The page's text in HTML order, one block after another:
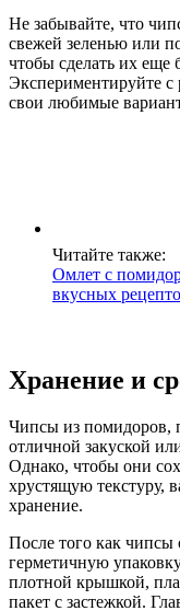
Не забывайте, что
свежей зеленью или
чтобы сделать их еще
Экспериментируйте с
свои любимые
Читайте также:
Омлет с
вкусных
Хранение и
Чипсы из помидоров,
отличной закуской
Однако, чтобы они
хрустящую текстуру,
хранение.
После того как чипсы
герметичную
плотной крышкой,
пакет с застежкой.